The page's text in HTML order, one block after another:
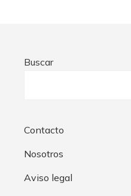
Buscar
Contacto
Nosotros
Aviso legal